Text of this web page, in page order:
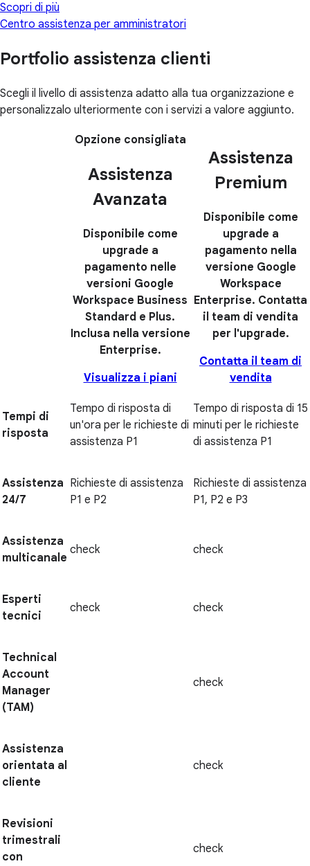
Scopri di più
Centro assistenza per amministratori
Portfolio assistenza clienti
Scegli il livello di assistenza adatto alla tua organizzazione e
personalizzalo ulteriormente con i servizi a valore aggiunto.
Opzione consigliata
Assistenza
Avanzata
Disponibile come
upgrade a
pagamento nelle
versioni Google
Workspace Business
Standard e Plus.
Inclusa nella versione
Enterprise.
Visualizza i piani
Assistenza
Premium
Disponibile come
upgrade a
pagamento nella
versione Google
Workspace
Enterprise. Contatta
il team di vendita
per l'upgrade.
Contatta il team di
vendita
Tempi di
risposta
Tempo di risposta di
un'ora per le richieste di
assistenza P1
Tempo di risposta di 15
minuti per le richieste
di assistenza P1
Assistenza
24/7
Richieste di assistenza
P1 e P2
Richieste di assistenza
P1, P2 e P3
Assistenza
multicanale
check check
Esperti
tecnici
check check
Technical
Account
Manager
(TAM)
check
Assistenza
orientata al
cliente
check
Revisioni
trimestrali
con
check